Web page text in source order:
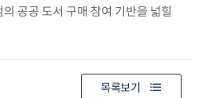
공공 도서 구매 참여 기반을 넓힐
목록보기